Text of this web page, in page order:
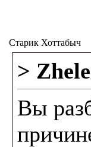
Старик Хоттабыч
>
Вы